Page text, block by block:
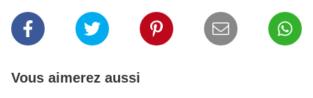
Vous aimerez aussi